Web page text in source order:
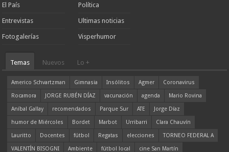
El País
Entrevistas
Fotogalerías
Política
Ultimas noticias
Visperhumor
Temas Nuevos Lo +
Americo Schvartzman Gimnasia Insólitos Agmer
Coronavirus
Rocamora
JORGE RUBÉN DÍAZ vacunación agenda
Mario Rovina
Aníbal Gallay
recomendados Parque Sur ATE
Jorge Díaz
humor de Miércoles
Bordet Marbot Urribarri
Clara Chauvín
Lauritto
Docentes fútbol Regatas elecciones
TORNEO FEDERAL A
VALENTÍN BISOGNI
Ambiente fútbol local cine San Martín